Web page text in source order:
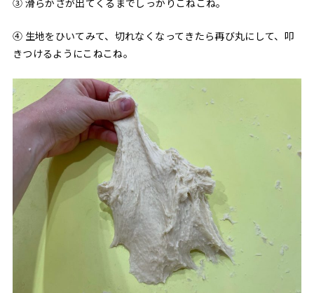
③ 滑らかさが出てくるまでしっかりこねこね。
④ 生地をひいてみて、切れなくなってきたら再び丸にして、叩
きつけるようにこねこね。